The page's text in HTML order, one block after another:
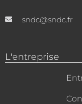
sndc@sndc.fr
L'entreprise